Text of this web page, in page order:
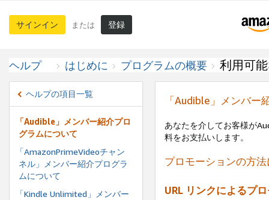
サインイン または 登録
ヘルプ はじめに プログラムの概要 利用可
ヘルプの項目一覧
「Audible」メンバー紹介プロ
グラムについて
「AmazonPrimeVideoチャン
ネル」メンバー紹介プログラ
ムについて
「Kindle Unlimited」メンバー
「Audible」メンバー
あなたを介してお客様が
料をお支払いします。
プロモーションの方
URL リンクによるプ